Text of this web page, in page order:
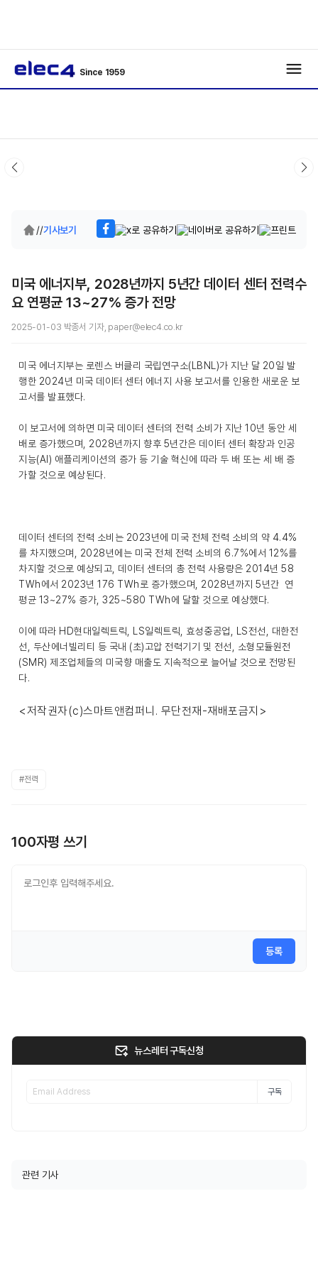
Since 1959
//기사보기
미국 에너지부, 2028년까지 5년간 데이터 센터 전력수
요 연평균 13~27% 증가 전망
2025-01-03 박종서 기자, paper@elec4.co.kr
미국 에너지부는 로렌스 버클리 국립연구소(LBNL)가 지난 달 20일 발
행한 2024년 미국 데이터 센터 에너지 사용 보고서를 인용한 새로운 보
고서를 발표했다.
이 보고서에 의하면 미국 데이터 센터의 전력 소비가 지난 10년 동안 세
배로 증가했으며, 2028년까지 향후 5년간은 데이터 센터 확장과 인공
지능(AI) 애플리케이션의 증가 등 기술 혁신에 따라 두 배 또는 세 배 증
가할 것으로 예상된다.
데이터 센터의 전력 소비는 2023년에 미국 전체 전력 소비의 약 4.4%
를 차지했으며, 2028년에는 미국 전체 전력 소비의 6.7%에서 12%를
차지할 것으로 예상되고, 데이터 센터의 총 전력 사용량은 2014년 58
TWh에서 2023년 176 TWh로 증가했으며, 2028년까지 5년간 연
평균 13~27% 증가, 325~580 TWh에 달할 것으로 예상했다.
이에 따라 HD현대일렉트릭, LS일렉트릭, 효성중공업, LS전선, 대한전
선, 두산에너빌리티 등 국내 (초)고압 전력기기 및 전선, 소형모듈원전
(SMR) 제조업체들의 미국향 매출도 지속적으로 늘어날 것으로 전망된
다.
<저작권자(c)스마트앤컴퍼니. 무단전재-재배포금지>
#전력
100자평 쓰기
등록
뉴스레터 구독신청
구독
관련 기사